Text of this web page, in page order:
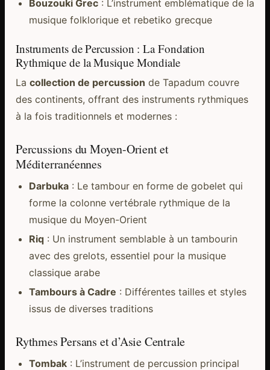
Bouzouki Grec: L’instrument emblématique de la
musique folklorique et rebetiko grecque
Instruments de Percussion : La Fondation
Rythmique de la Musique Mondiale
La collection de percussion de Tapadum couvre
des continents, offrant des instruments rythmiques
à la fois traditionnels et modernes :
Percussions du Moyen-Orient et
Méditerranéennes
Darbuka: Le tambour en forme de gobelet qui
forme la colonne vertébrale rythmique de la
musique du Moyen-Orient
Riq: Un instrument semblable à un tambourin
avec des grelots, essentiel pour la musique
classique arabe
Tambours à Cadre : Différentes tailles et styles
issus de diverses traditions
Rythmes Persans et d’Asie Centrale
Tombak: L’instrument de percussion principal